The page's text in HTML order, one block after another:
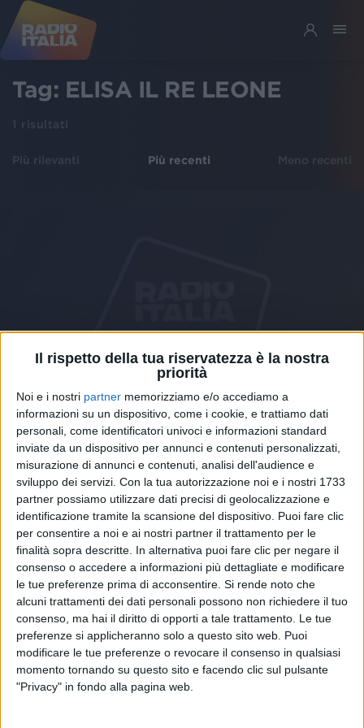
Il rispetto della tua riservatezza è la nostra
priorità
Noi e i nostri partner memorizziamo e/o accediamo a
informazioni su un dispositivo, come i cookie, e trattiamo dati
personali, come identificatori univoci e informazioni standard
inviate da un dispositivo per annunci e contenuti personalizzati,
misurazione di annunci e contenuti, analisi dell'audience e
sviluppo dei servizi. Con la tua autorizzazione noi e i nostri 1733
partner possiamo utilizzare dati precisi di geolocalizzazione e
identificazione tramite la scansione del dispositivo. Puoi fare clic
per consentire a noi e ai nostri partner il trattamento per le
finalità sopra descritte. In alternativa puoi fare clic per negare il
consenso o accedere a informazioni più dettagliate e modificare
le tue preferenze prima di acconsentire. Si rende noto che
alcuni trattamenti dei dati personali possono non richiedere il tuo
consenso, ma hai il diritto di opporti a tale trattamento. Le tue
preferenze si applicheranno solo a questo sito web. Puoi
modificare le tue preferenze o revocare il consenso in qualsiasi
momento tornando su questo sito e facendo clic sul pulsante
"Privacy" in fondo alla pagina web.
Tag: ELISA IL RE LEONE
1 risultati
Più rilevanti Più recenti Meno recenti
NEWS 04 apr 2020
La voce di Elisa nel documentario Disney
“La famiglia di elefanti”
È la voce narrante: “Ce l'ho messa tutta a togliere il
mio accento”
Chi siamo Contattaci